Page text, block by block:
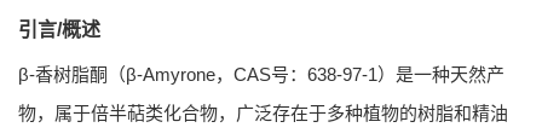
引言/概述
β-香树脂酮（β-Amyrone，CAS号：638-97-1）是一种天然产
物，属于倍半萜类化合物，广泛存在于多种植物的树脂和精油